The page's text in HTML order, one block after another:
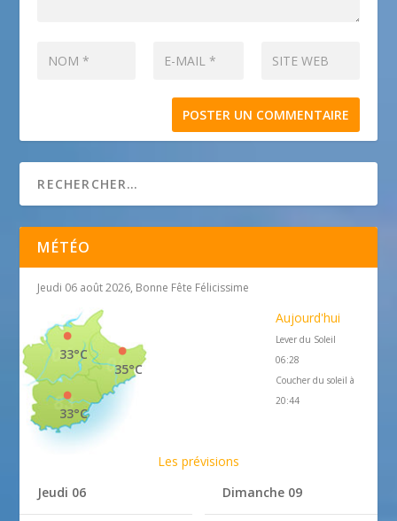
MÉTÉO
Jeudi 06 août 2026, Bonne Fête Félicissime
35°C
33°C
33°C
Aujourd'hui
Lever du Soleil
06:28
Coucher du soleil à
20:44
Les prévisions
Jeudi 06
Dimanche 09